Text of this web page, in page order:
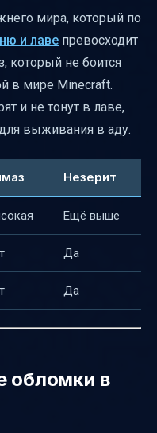
Нижнем мире при
поиска незерита
мира, который по
и лаве превосходит
который не боится
в мире Minecraft.
и не тонут в лаве,
выживания в аду.
Незерит
Ещё выше
Да
Да
обломки в